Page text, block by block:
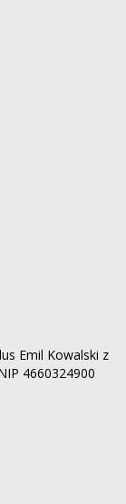
Emil Kowalski z
4660324900